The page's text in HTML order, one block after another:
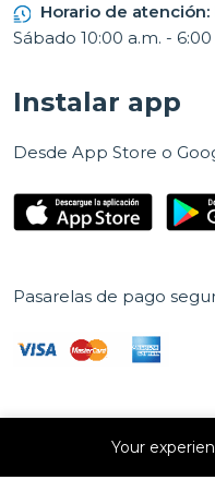
Horario de atención:
Sábado 10:00 a.m. -
Instalar app
Desde App Store o
Pasarelas de pago
Derechos de autor © 2026
Your